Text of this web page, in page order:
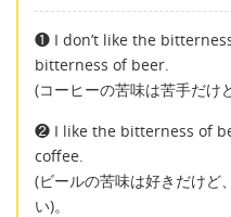
❶ I don’t like the
bitterness of beer.
(コーヒーの苦味は苦手だけ
❷ I like the bitterness of
coffee.
(ビールの苦味は好きだけど
い)。